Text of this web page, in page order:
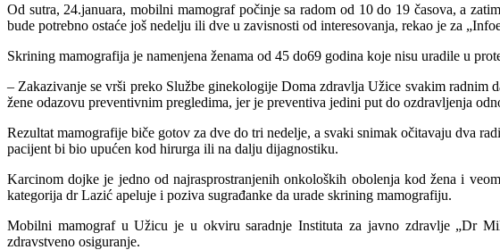
Od sutra, 24.januara, mobilni mamograf počinje sa radom od 10 do 19 časova, a
bude potrebno ostaće još nedelju ili dve u zavisnosti od interesovanja, rekao je za
Skrining mamografija je namenjena ženama od 45 do69 godina koje nisu uradile u
– Zakazivanje se vrši preko Službe ginekologije Doma zdravlja Užice svakim radnim
žene odazovu preventivnim pregledima, jer je preventiva jedini put do ozdravljenja
Rezultat mamografije biče gotov za dve do tri nedelje, a svaki snimak očitavaju dva
pacijent bi bio upućen kod hirurga ili na dalju dijagnostiku.
Karcinom dojke je jedno od najrasprostranjenih onkoloških obolenja kod žena i
kategorija dr Lazić apeluje i poziva sugrađanke da urade skrining mamografiju.
Mobilni mamograf u Užicu je u okviru saradnje Instituta za javno zdravlje „Dr
zdravstveno osiguranje.